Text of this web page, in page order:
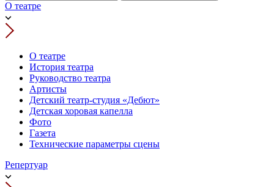
О театре
О театре
История театра
Руководство театра
Артисты
Детский театр-студия «Дебют»
Детская хоровая капелла
Фото
Газета
Технические параметры сцены
Репертуар